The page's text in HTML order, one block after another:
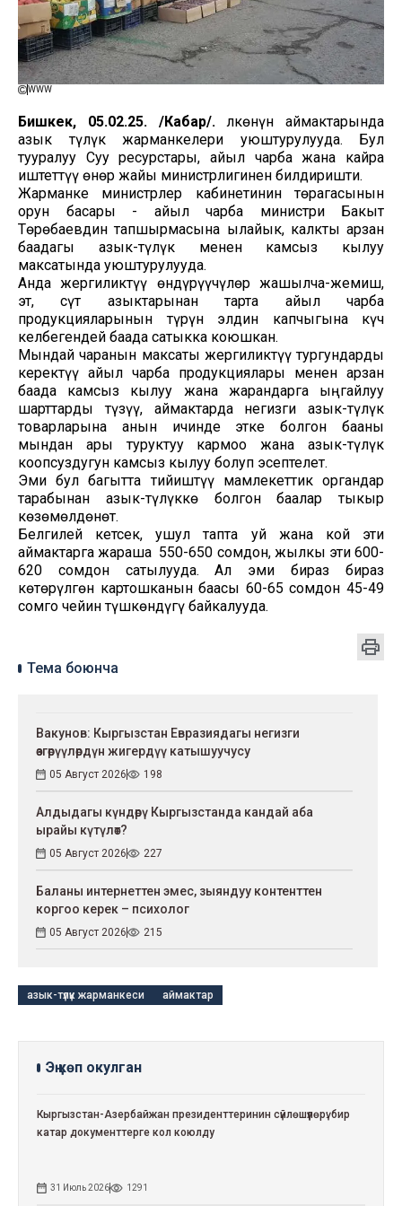
WWW
Бишкек, 05.02.25. /Кабар/.Өлкөнүн аймактарында
азык түлүк жарманкелери уюштурулууда. Бул
тууралуу Суу ресурстары, айыл чарба жана кайра
иштеттүү өнөр жайы министрлигинен билдиришти.
Жарманке министрлер кабинетинин төрагасынын
орун басары - айыл чарба министри Бакыт
Төрөбаевдин тапшырмасына ылайык, калкты арзан
баадагы азык-түлүк менен камсыз кылуу
максатында уюштурулууда.
Анда жергиликтүү өндүрүүчүлөр жашылча-жемиш,
эт, сүт азыктарынан тарта айыл чарба
продукцияларынын түрүн элдин капчыгына күч
келбегендей баада сатыкка коюшкан.
Мындай чаранын максаты жергиликтүү тургундарды
керектүү айыл чарба продукциялары менен арзан
баада камсыз кылуу жана жарандарга ыңгайлуу
шарттарды түзүү, аймактарда негизги азык-түлүк
товарларына анын ичинде этке болгон бааны
мындан ары туруктуу кармоо жана азык-түлүк
коопсуздугун камсыз кылуу болуп эсептелет.
Эми бул багытта тийиштүү мамлекеттик органдар
тарабынан азык-түлүккө болгон баалар тыкыр
көзөмөлдөнөт.
Белгилей кетсек, ушул тапта уй жана кой эти
аймактарга жараша 550-650 сомдон, жылкы эти 600-
620 сомдон сатылууда. Ал эми бираз бираз
көтөрүлгөн картошканын баасы 60-65 сомдон 45-49
сомго чейин түшкөндүгү байкалууда.
Тема боюнча
Вакунов: Кыргызстан Евразиядагы негизги
өзгөрүүлөрдүн жигердүү катышуучусу
05 Август 2026 198
Алдыдагы күндөрү Кыргызстанда кандай аба
ырайы күтүлөт?
05 Август 2026 227
Баланы интернеттен эмес, зыяндуу контенттен
коргоо керек – психолог
05 Август 2026 215
азык-түлүк жарманкеси аймактар
Эң көп окулган
Кыргызстан-Азербайжан президенттеринин сүйлөшүүлөрү: бир
катар документтерге кол коюлду
31 Июль 2026 1291